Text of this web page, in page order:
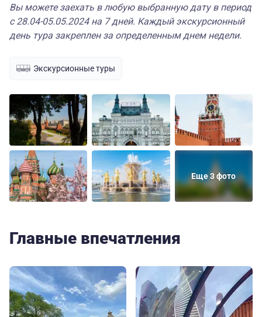
Вы можете заехать в любую выбранную дату в период
с 28.04-05.05.2024 на 7 дней. Каждый экскурсионный
день тура закреплен за определенным днем недели.
Экскурсионные туры
Еще 3 фото
Главные впечатления